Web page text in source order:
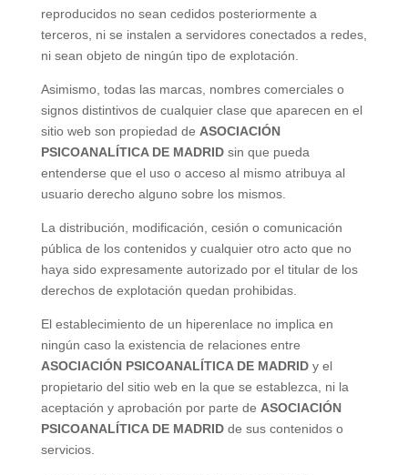
reproducidos no sean cedidos posteriormente a
terceros, ni se instalen a servidores conectados a redes,
ni sean objeto de ningún tipo de explotación.
Asimismo, todas las marcas, nombres comerciales o
signos distintivos de cualquier clase que aparecen en el
sitio web son propiedad de ASOCIACIÓN
PSICOANALÍTICA DE MADRID sin que pueda
entenderse que el uso o acceso al mismo atribuya al
usuario derecho alguno sobre los mismos.
La distribución, modificación, cesión o comunicación
pública de los contenidos y cualquier otro acto que no
haya sido expresamente autorizado por el titular de los
derechos de explotación quedan prohibidas.
El establecimiento de un hiperenlace no implica en
ningún caso la existencia de relaciones entre
ASOCIACIÓN PSICOANALÍTICA DE MADRID y el
propietario del sitio web en la que se establezca, ni la
aceptación y aprobación por parte de ASOCIACIÓN
PSICOANALÍTICA DE MADRID de sus contenidos o
servicios.